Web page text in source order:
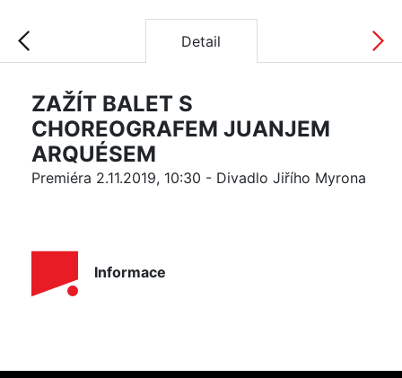
Detail
ZAŽÍT BALET S
CHOREOGRAFEM JUANJEM
ARQUÉSEM
Premiéra 2.11.2019, 10:30 - Divadlo Jiřího Myrona
Informace